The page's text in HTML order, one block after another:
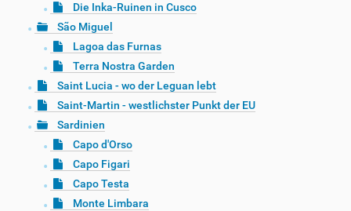
Die Inka-Ruinen in Cusco
São Miguel
Lagoa das Furnas
Terra Nostra Garden
Saint Lucia - wo der Leguan lebt
Saint-Martin - westlichster Punkt der EU
Sardinien
Capo d'Orso
Capo Figari
Capo Testa
Monte Limbara